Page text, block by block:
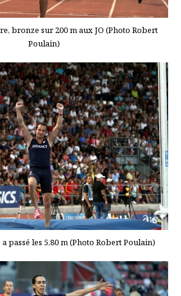
bronze sur 200 m aux JO (Photo Robert
Poulain)
passé les 5,80 m (Photo Robert Poulain)